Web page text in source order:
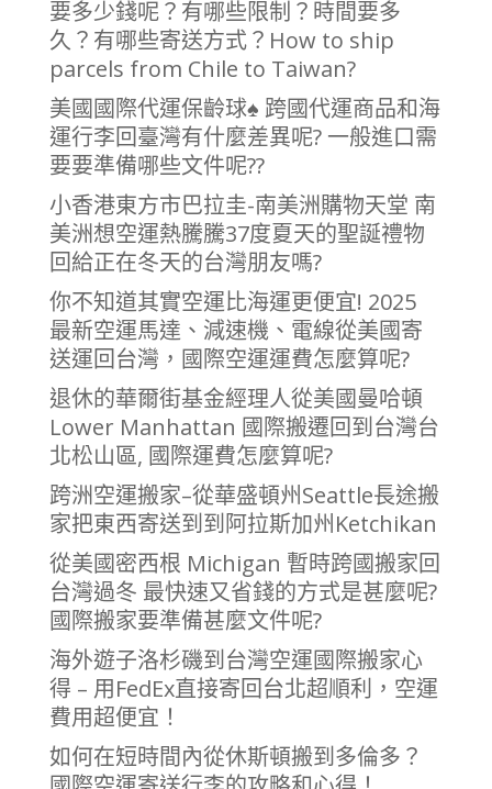
要多少錢呢？有哪些限制？時間要多
久？有哪些寄送方式？How to ship
parcels from Chile to Taiwan?
美國國際代運保齡球♠ 跨國代運商品和海
運行李回臺灣有什麼差異呢? 一般進口需
要要準備哪些文件呢??
小香港東方市巴拉圭-南美洲購物天堂 南
美洲想空運熱騰騰37度夏天的聖誕禮物
回給正在冬天的台灣朋友嗎?
你不知道其實空運比海運更便宜! 2025
最新空運馬達、減速機、電線從美國寄
送運回台灣，國際空運運費怎麼算呢?
退休的華爾街基金經理人從美國曼哈頓
Lower Manhattan 國際搬遷回到台灣台
北松山區, 國際運費怎麼算呢?
跨洲空運搬家–從華盛頓州Seattle長途搬
家把東西寄送到到阿拉斯加州Ketchikan
從美國密西根 Michigan 暫時跨國搬家回
台灣過冬 最快速又省錢的方式是甚麼呢?
國際搬家要準備甚麼文件呢?
海外遊子洛杉磯到台灣空運國際搬家心
得 – 用FedEx直接寄回台北超順利，空運
費用超便宜！
如何在短時間內從休斯頓搬到多倫多？